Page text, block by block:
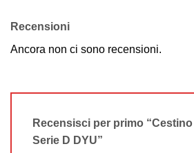
Recensioni
Ancora non ci sono recensioni.
Recensisci per primo
Serie D DYU”